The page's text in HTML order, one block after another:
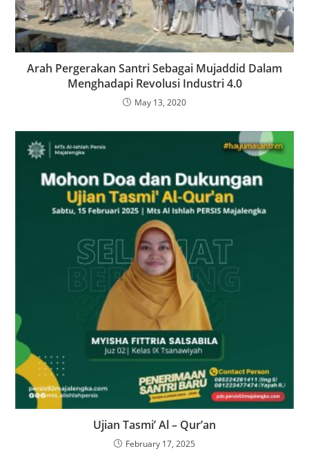
Arah Pergerakan Santri Sebagai Mujaddid Dalam
Menghadapi Revolusi Industri 4.0
May 13, 2020
Ujian Tasmi’ Al – Qur’an
February 17, 2025